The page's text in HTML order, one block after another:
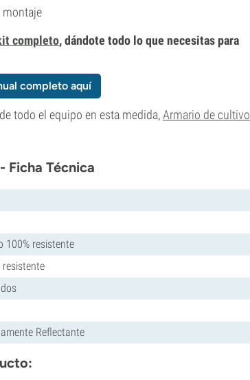
montaje
completo, dándote todo lo que necesitas para
completo aquí
todo el equipo en esta medida,Armario de cultivo
Ficha Técnica
100% resistente
resistente
Reflectante